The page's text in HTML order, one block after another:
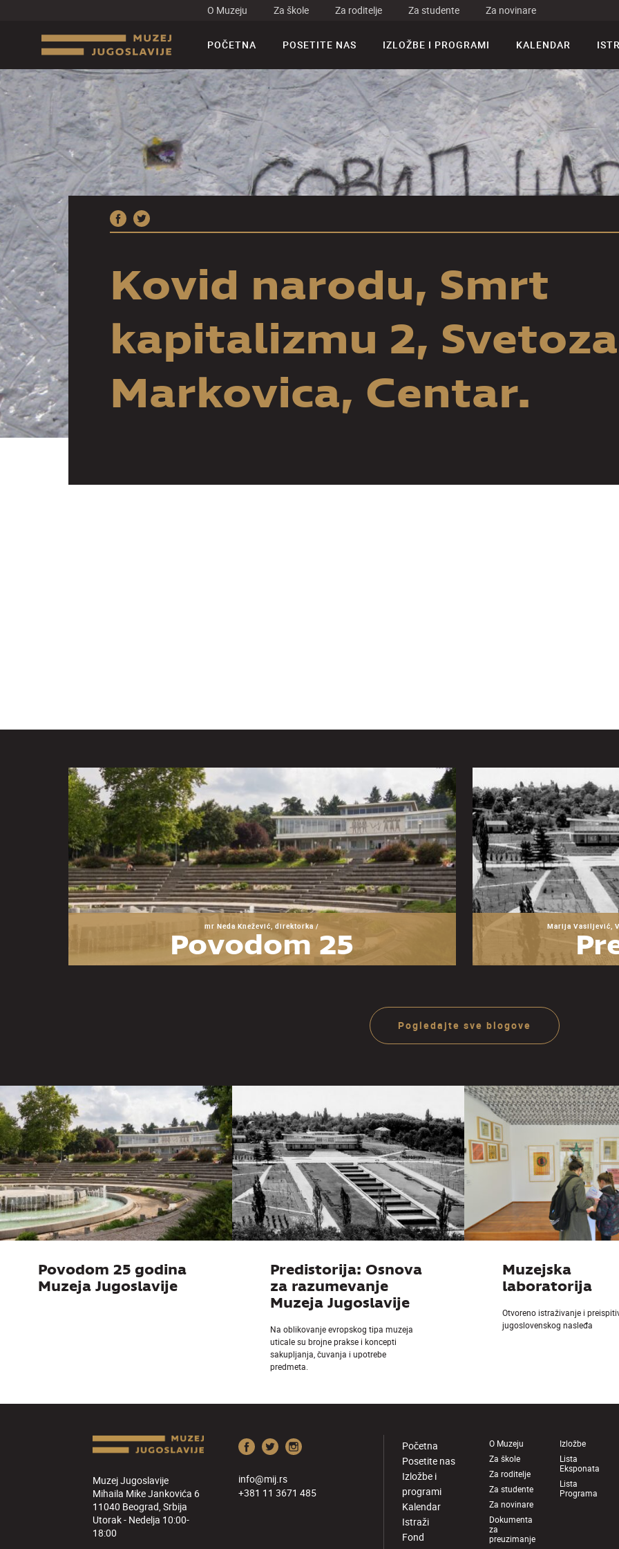
O Muzeju Za škole Za roditelje Za studente Za novinare
POČETNA POSETITE NAS IZLOŽBE I PROGRAMI KALENDAR
Kovid narodu, Smrt
kapitalizmu 2,
Markovica, Centar.
mr Neda Knežević, direktorka /
Povodom 25
godina Muzeja
Marija Vasiljević,
Pogledajte sve blogove
Povodom 25 godina
Muzeja Jugoslavije
Predistorija: Osnova
za razumevanje
Muzeja Jugoslavije
Na oblikovanje evropskog tipa muzeja
uticale su brojne prakse i koncepti
sakupljanja, čuvanja i upotrebe
predmeta.
Muzejska
laboratorija
Otvoreno istraživanje i
jugoslovenskog nasleđa
Muzej Jugoslavije
Mihaila Mike Jankovića 6
11040 Beograd, Srbija
Utorak - Nedelja 10:00-
18:00
info@mij.rs
+381 11 3671 485
Početna
Posetite nas
Izložbe i
programi
Kalendar
Istraži
Fond
O Muzeju
Za škole
Za roditelje
Za studente
Za novinare
Dokumenta
za
preuzimanje
Izložbe
Lista
Eksponata
Lista
Programa